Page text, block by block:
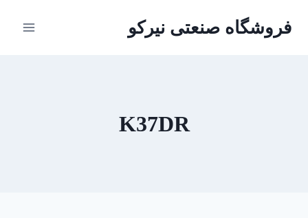
فروشگاه صنعتی نیرکو
K37DR